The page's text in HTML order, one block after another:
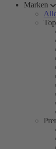
Marken